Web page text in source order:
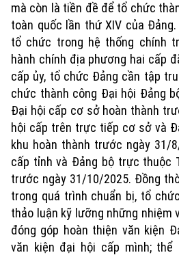
mà còn là tiền đề để tổ chức
toàn quốc lần thứ XIV của
tổ chức trong hệ thống chính
hành chính địa phương hai cấp
cấp ủy, tổ chức Đảng cần tập
chức thành công Đại hội Đảng
Đại hội cấp cơ sở hoàn thành
hội cấp trên trực tiếp cơ sở và
khu hoàn thành trước ngày 31/
cấp tỉnh và Đảng bộ trực thuộc
trước ngày 31/10/2025. Đồng
trong quá trình chuẩn bị, tổ
thảo luận kỹ lưỡng những nhiệm
đóng góp hoàn thiện văn kiện
văn kiện đại hội cấp mình;